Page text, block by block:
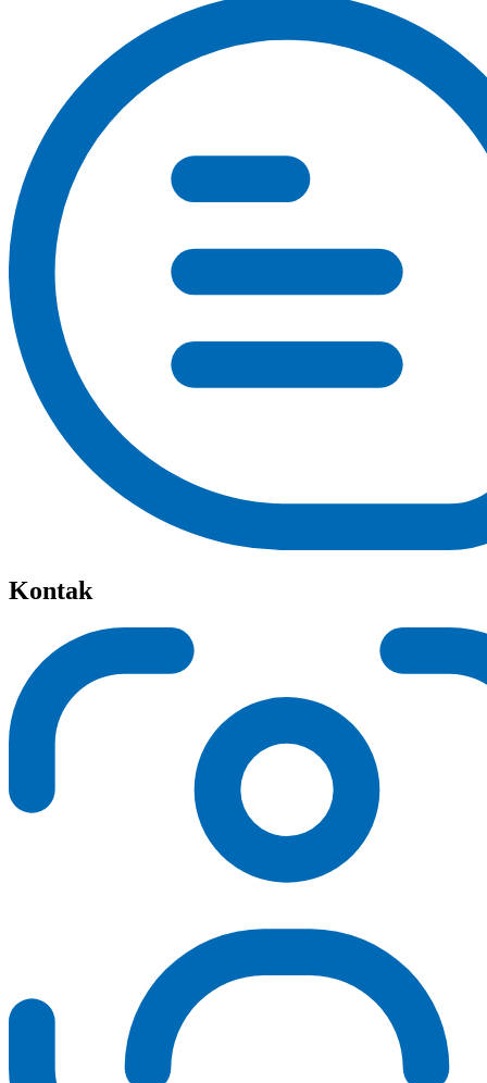
Kontak